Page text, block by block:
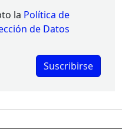
la Política de
de Datos